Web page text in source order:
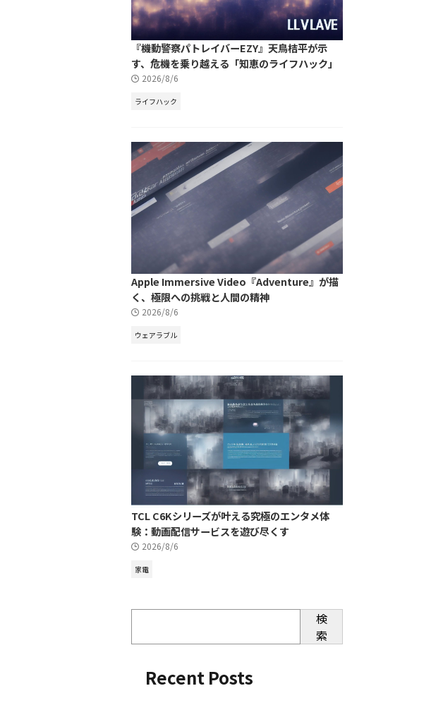
『機動警察パトレイバーEZY』天鳥桔平が示
す、危機を乗り越える「知恵のライフハック」
2026/8/6
ライフハック
Apple Immersive Video『Adventure』が描
く、極限への挑戦と人間の精神
2026/8/6
ウェアラブル
TCL C6Kシリーズが叶える究極のエンタメ体
験：動画配信サービスを遊び尽くす
2026/8/6
家電
検
索
Recent Posts